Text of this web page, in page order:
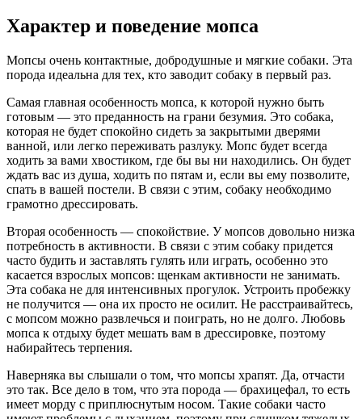
Характер и поведение мопса
Мопсы очень контактные, добродушные и мягкие собаки. Эта
порода идеальна для тех, кто заводит собаку в первый раз.
Самая главная особенность мопса, к которой нужно быть
готовым — это преданность на грани безумия. Это собака,
которая не будет спокойно сидеть за закрытыми дверями
ванной, или легко переживать разлуку. Мопс будет всегда
ходить за вами хвостиком, где бы вы ни находились. Он будет
ждать вас из душа, ходить по пятам и, если вы ему позволите,
спать в вашей постели. В связи с этим, собаку необходимо
грамотно дрессировать.
Вторая особенность — спокойствие. У мопсов довольно низка
потребность в активности. В связи с этим собаку придется
часто будить и заставлять гулять или играть, особенно это
касается взрослых мопсов: щенкам активности не занимать.
Эта собака не для интенсивных прогулок. Устроить пробежку
не получится — она их просто не осилит. Не расстраивайтесь,
с мопсом можно развлечься и поиграть, но не долго. Любовь
мопса к отдыху будет мешать вам в дрессировке, поэтому
набирайтесь терпения.
Наверняка вы слышали о том, что мопсы храпят. Да, отчасти
это так. Все дело в том, что эта порода — брахицефал, то есть
имеет морду с приплюснутым носом. Такие собаки часто